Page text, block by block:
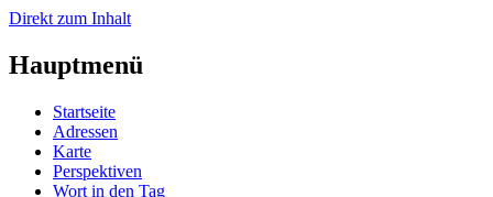
Direkt zum Inhalt
Hauptmenü
Startseite
Adressen
Karte
Perspektiven
Wort in den Tag